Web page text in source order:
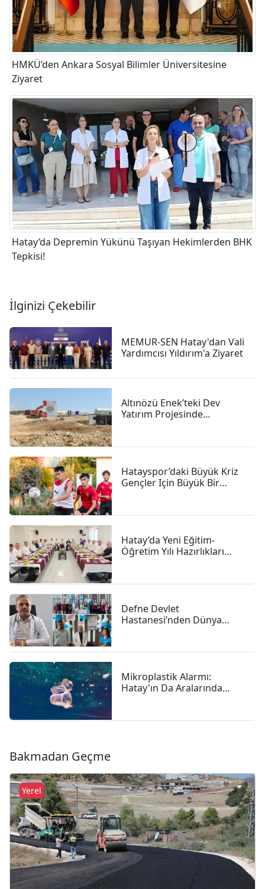
HMKÜ’den Ankara Sosyal Bilimler Üniversitesine
Ziyaret
Hatay’da Depremin Yükünü Taşıyan Hekimlerden BHK
Tepkisi!
İlginizi Çekebilir
MEMUR-SEN Hatay'dan Vali
Yardımcısı Yıldırım'a Ziyaret
Altınözü Enek’teki Dev
Yatırım Projesinde
Hatayspor’daki Büyük Kriz
Gençler Için Büyük Bir
Hatay’da Yeni Eğitim-
Öğretim Yılı Hazırlıkları
Defne Devlet
Hastanesi’nden Dünya
En Güçlü Başlangıç"
Mikroplastik Alarmı:
Hatay'ın Da Aralarında
Bakmadan Geçme
Yerel